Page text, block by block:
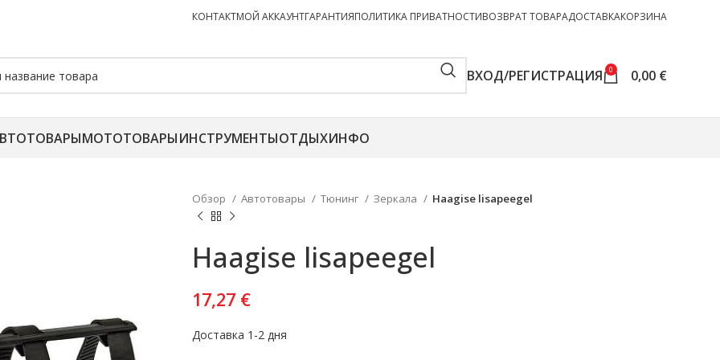
КОНТАКТМОЙ АККАУНТГАРАНТИЯПОЛИТИКА ПРИВАТНОСТИВОЗВРАТ ТОВАРАДОСТАВКАКОРЗИНА
ВХОД/РЕГИСТРАЦИЯ 0 0,00 €
МОТОТОВАРЫИНСТРУМЕНТЫОТДЫХИНФО
Обзор Автотовары Тюнинг Зеркала Haagise lisapeegel
Haagise lisapeegel
17,27 €
Доставка 1-2 дня